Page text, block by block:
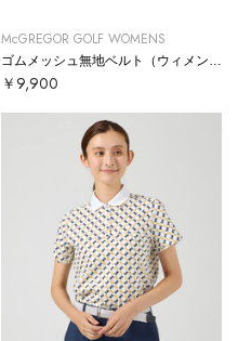
McGREGOR GOLF WOMENS
￥9,900